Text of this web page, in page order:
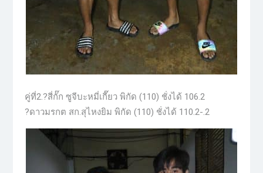
คู่ที่2.?สี่กั๊ก ซูจีบะหมี่เกี๊ยว พิกัด (110) ชั่งได้ 106.2
?ดาวมรกต สก.สุไหงยิม พิกัด (110) ชั่งได้ 110.2-.2